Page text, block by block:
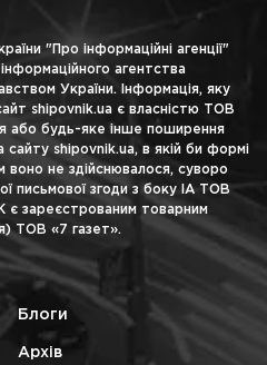
"Про інформаційні агенції"
агентства
України. Інформація, яку
shipovnik.ua є власністю ТОВ
або будь-яке інше поширення
сайту shipovnik.ua, в якій би формі
воно не здійснювалося, суворо
письмової згоди з боку ІА ТОВ
зареєстрованим товарним
ТОВ «7 газет».
Блоги
Архів